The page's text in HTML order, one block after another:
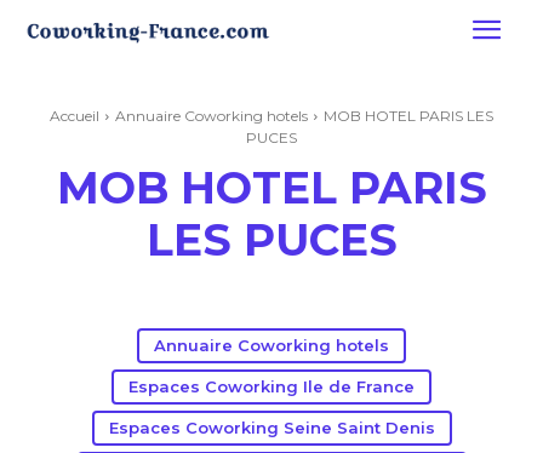
Accueil Annuaire Coworking hotels
MOB HOTEL PARIS LES
PUCES
MOB HOTEL PARIS
LES PUCES
Annuaire Coworking hotels
Espaces Coworking Ile de France
Espaces Coworking Seine Saint Denis